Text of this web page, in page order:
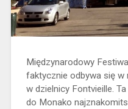
Międzynarodowy
faktycznie odbywa się
w dzielnicy Fontvieille.
do Monako